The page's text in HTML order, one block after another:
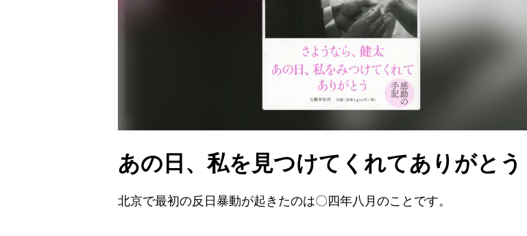
あの日、私を見つけてくれてありがとう
北京で最初の反日暴動が起きたのは〇四年八月のことです。